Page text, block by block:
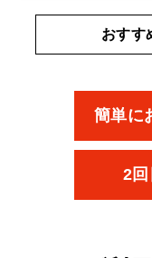
おすす
簡単に
2